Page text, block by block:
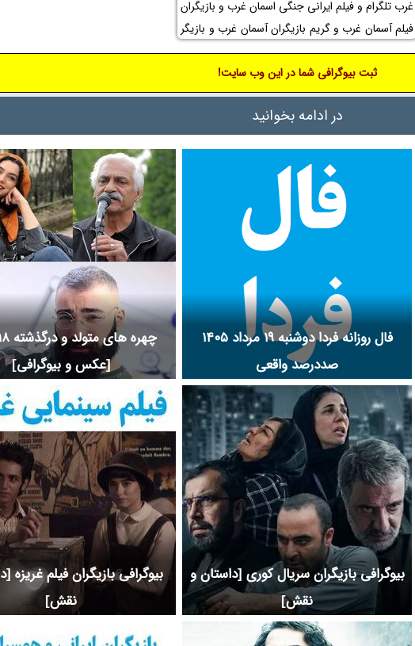
غرب تلگرام و فیلم ایرانی جنگی اسمان غرب و بازیگران
فیلم آسمان غرب و گریم بازیگران آسمان غرب و بازیگر
مرد آسمان غرب و بازیگر زن آسمان غرب و اسامی
بازیگران فیلم آسمان غرب و موضوع فیلم آسمان غرب
و عکس پشت صحنه و بازیگر خردسال و کودک و
لوکیشن فیلم آسمان غرب و بیوگرافی بازیگران فیلم
سینمایی آسمان غرب و کارگردان فیلم آسمان غرب و
مجموعه تلویزیونی آسمان غرب و حواشی فیلم آسمان
غرب و افتخارات آسمان غرب و جوایز آسمان غرب و
عوامل ساخت فیلم آسمان غرب را در نم نمک ببینید.
ثبت بیوگرافی شما در این وب سایت!
در ادامه بخوانید
فال روزانه فردا دوشنبه ۱۹ مرداد ۱۴۰۵
صددرصد واقعی
[عکس و بیوگرافی]
بیوگرافی بازیگران سریال کوری [داستان و
نقش]
بیوگرافی بازیگران فیلم غریزه
نقش]